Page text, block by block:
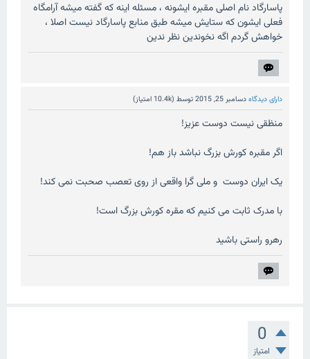
پاسارگاد نام اصلی مقبره ایشونه ، مسئله اینه که گفته میشه آرامگاه
فعلی ایشون که ستایش میشه طبق منابع پاسارگاد نیست اصلا ،
خواهش گردم اگه نخوندین نظر ندین
دارای دیدگاهدسامبر 25, 2015 توسط (
10.4k امتیاز)
منظقی نیست دوست عزیز!
اگر مقبره کورش بزرگ نباشد باز هم!
یک ایران دوست و ملی گرا واقعی از روی تعصب صحبت نمی کند!
با مدرک ثابت می کنیم که مقره کورش بزرگ است!
رهرو راستی باشید
0
امتیاز